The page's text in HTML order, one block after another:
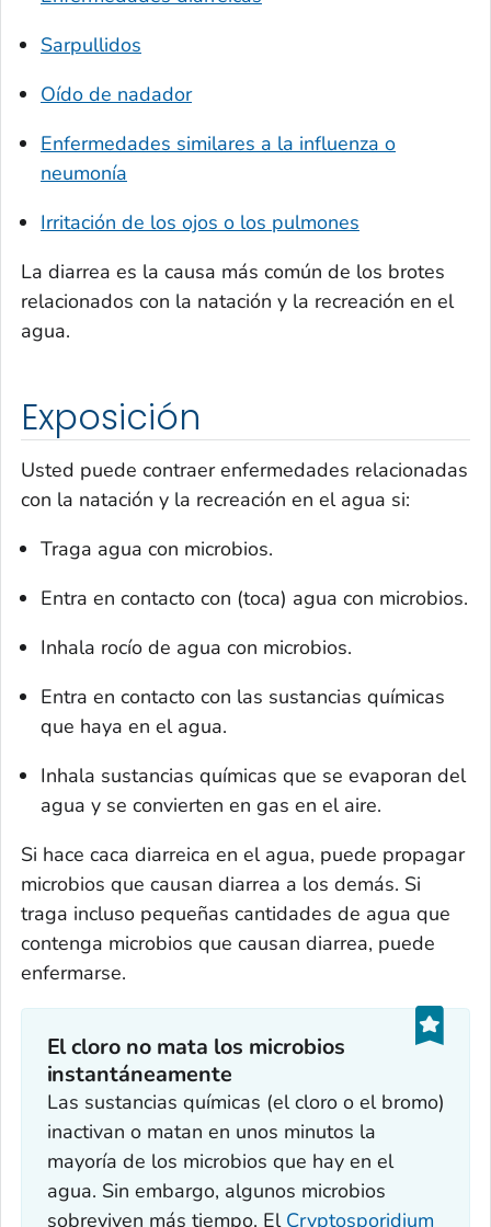
Sarpullidos
Oído de nadador
Enfermedades similares a la influenza o
neumonía
Irritación de los ojos o los pulmones
La diarrea es la causa más común de los brotes
relacionados con la natación y la recreación en el
agua.
Exposición
Usted puede contraer enfermedades relacionadas
con la natación y la recreación en el agua si:
Traga agua con microbios.
Entra en contacto con (toca) agua con microbios.
Inhala rocío de agua con microbios.
Entra en contacto con las sustancias químicas
que haya en el agua.
Inhala sustancias químicas que se evaporan del
agua y se convierten en gas en el aire.
Si hace caca diarreica en el agua, puede propagar
microbios que causan diarrea a los demás. Si
traga incluso pequeñas cantidades de agua que
contenga microbios que causan diarrea, puede
enfermarse.
El cloro no mata los microbios
instantáneamente
Las sustancias químicas (el cloro o el bromo)
inactivan o matan en unos minutos la
mayoría de los microbios que hay en el
agua. Sin embargo, algunos microbios
sobreviven más tiempo. El Cryptosporidium